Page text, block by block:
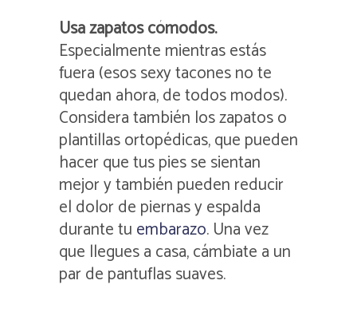
Usa zapatos cómodos.
Especialmente mientras estás
fuera (esos sexy tacones no te
quedan ahora, de todos modos).
Considera también los zapatos o
plantillas ortopédicas, que pueden
hacer que tus pies se sientan
mejor y también pueden reducir
el dolor de piernas y espalda
durante tu embarazo. Una vez
que llegues a casa, cámbiate a un
par de pantuflas suaves.